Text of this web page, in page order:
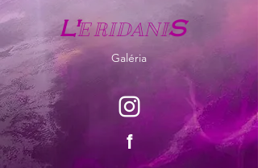
L'ERIDANIS
Galéria
f